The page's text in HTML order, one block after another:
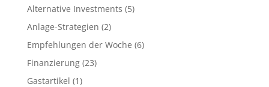
Alternative Investments (5)
Anlage-Strategien (2)
Empfehlungen der Woche (6)
Finanzierung(23)
Gastartikel (1)